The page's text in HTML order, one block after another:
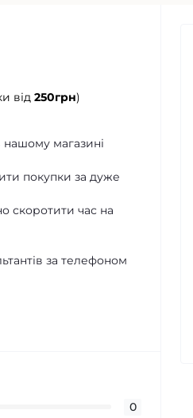
від 250грн)
нашому магазині
покупки за дуже
скоротити час на
за телефоном
0